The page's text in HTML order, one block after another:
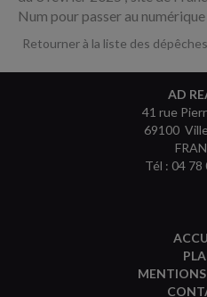
Num pour passer au
Retourner à la liste des dépêches
AD
41 rue
69100
Tél : 04 78
MENTIONS